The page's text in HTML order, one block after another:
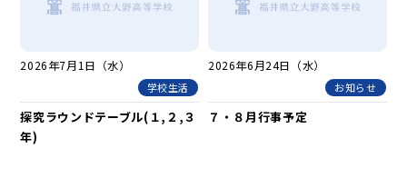
2026年7月1日（水）
学校生活
探究ラウンドテーブル(１,２,３
年)
2026年6月24日（水）
お知らせ
７・８月行事予定